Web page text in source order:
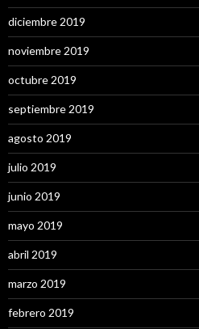
diciembre 2019
noviembre 2019
octubre 2019
septiembre 2019
agosto 2019
julio 2019
junio 2019
mayo 2019
abril 2019
marzo 2019
febrero 2019